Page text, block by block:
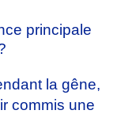
principale
la gêne,
commis une